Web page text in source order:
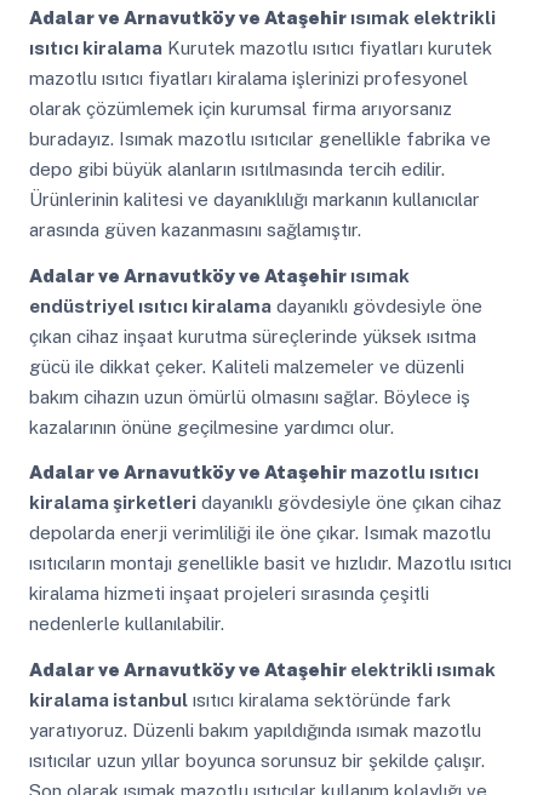
Adalar ve Arnavutköy ve Ataşehirısımak elektrikli
ısıtıcı kiralamaKurutek mazotlu ısıtıcı fiyatları kurutek
mazotlu ısıtıcı fiyatları kiralama işlerinizi profesyonel
olarak çözümlemek için kurumsal firma arıyorsanız
buradayız. Isımak mazotlu ısıtıcılar genellikle fabrika ve
depo gibi büyük alanların ısıtılmasında tercih edilir.
Ürünlerinin kalitesi ve dayanıklılığı markanın kullanıcılar
arasında güven kazanmasını sağlamıştır.
Adalar ve Arnavutköy ve Ataşehirısımak
endüstriyel ısıtıcı kiralamadayanıklı gövdesiyle öne
çıkan cihaz inşaat kurutma süreçlerinde yüksek ısıtma
gücü ile dikkat çeker. Kaliteli malzemeler ve düzenli
bakım cihazın uzun ömürlü olmasını sağlar. Böylece iş
kazalarının önüne geçilmesine yardımcı olur.
Adalar ve Arnavutköy ve Ataşehirmazotlu ısıtıcı
kiralama şirketleridayanıklı gövdesiyle öne çıkan cihaz
depolarda enerji verimliliği ile öne çıkar. Isımak mazotlu
ısıtıcıların montajı genellikle basit ve hızlıdır. Mazotlu ısıtıcı
kiralama hizmeti inşaat projeleri sırasında çeşitli
nedenlerle kullanılabilir.
Adalar ve Arnavutköy ve Ataşehirelektrikli ısımak
kiralama istanbulısıtıcı kiralama sektöründe fark
yaratıyoruz. Düzenli bakım yapıldığında ısımak mazotlu
ısıtıcılar uzun yıllar boyunca sorunsuz bir şekilde çalışır.
Son olarak ısımak mazotlu ısıtıcılar kullanım kolaylığı ve